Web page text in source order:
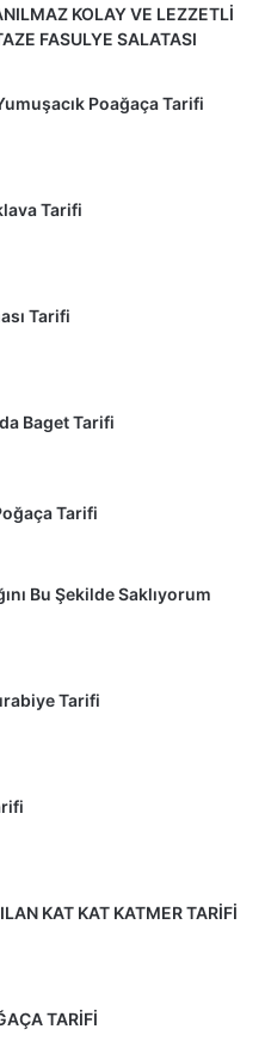
KOLAY VE LEZZETLİ
FASULYE SALATASI
Poağaça Tarifi
Tarifi
Tarifi
Baget Tarifi
Tarifi
Bu Şekilde Saklıyorum
Tarifi
KAT KAT KATMER TARİFİ
TARİFİ